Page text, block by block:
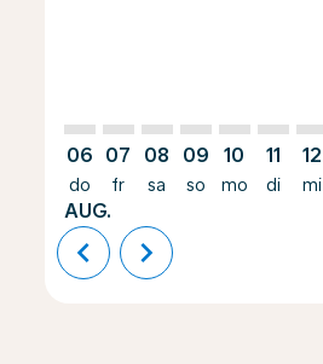
06
do
AUG.
07
fr
08
sa
09
so
10
mo
11
di
12
mi
chevron_left chevron_right